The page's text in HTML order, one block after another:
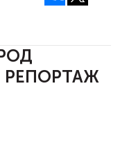
РЕПОРТАЖ